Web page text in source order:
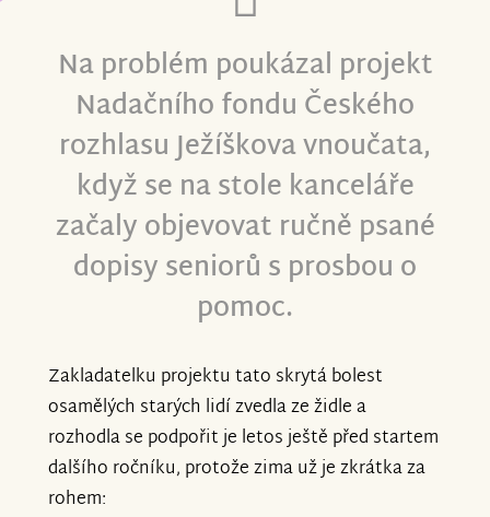
Na problém poukázal projekt
Nadačního fondu Českého
rozhlasuJežíškova vnoučata,
když se na stole kanceláře
začaly objevovat ručně psané
dopisy seniorů s prosbou o
pomoc.
Zakladatelku projektu tato skrytá bolest
osamělých starých lidí zvedla ze židle a
rozhodla se podpořit je letos ještě před startem
dalšího ročníku, protože zima už je zkrátka za
rohem: